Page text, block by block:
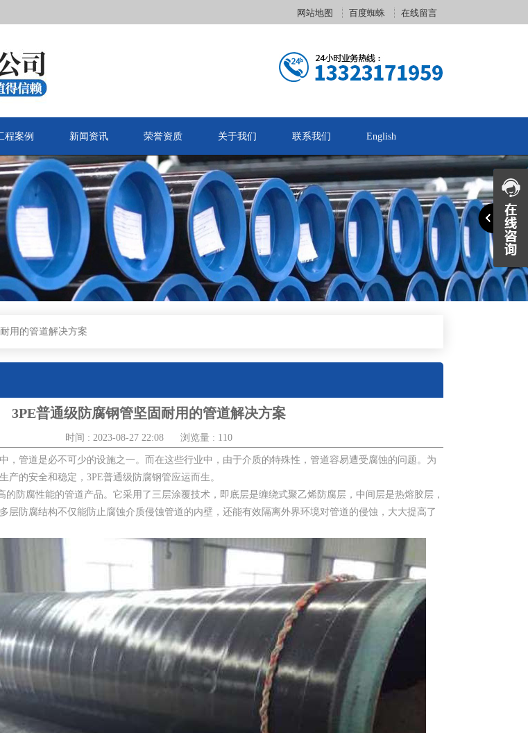
网站地图 百度蜘蛛 在线留言
程案例 新闻资讯 荣誉资质 关于我们 联系我们 English
用的管道解决方案
3PE普通级防腐钢管坚固耐用的管道解决方案
时间 : 2023-08-27 22:08 浏览量 : 110
，管道是必不可少的设施之一。而在这些行业中，由于介质的特殊性，管道容易遭受腐蚀的问题。为
产的安全和稳定，3PE普通级防腐钢管应运而生。
的防腐性能的管道产品。它采用了三层涂覆技术，即底层是缠绕式聚乙烯防腐层，中间层是热熔胶层，
层防腐结构不仅能防止腐蚀介质侵蚀管道的内壁，还能有效隔离外界环境对管道的侵蚀，大大提高了